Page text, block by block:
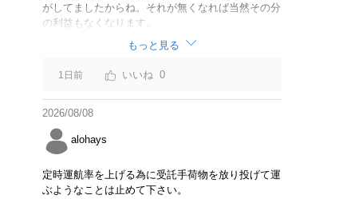
がしてましたからね。それが無くなれば当然その分
の利益もなくなります。
もっと見る
1日前 0
2026/08/08
alohays
定時運航率を上げる為に受託手荷物を放り投げて運
ぶようなことは止めて下さい。